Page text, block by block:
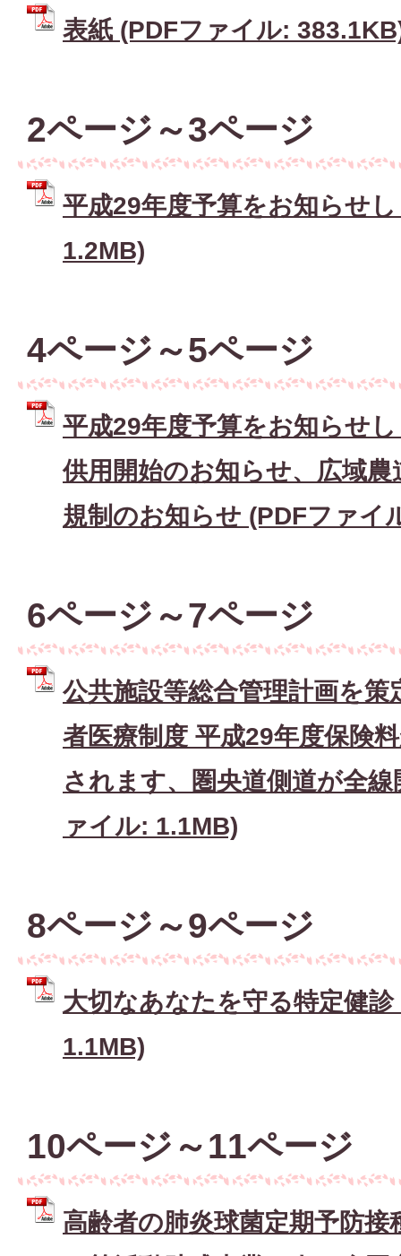
表紙 (PDFファイル:
2ページ～3ページ
平成29年度予算をお知らせ
1.2MB)
4ページ～5ページ
平成29年度予算をお知らせ
供用開始のお知らせ、広域
規制のお知らせ (PDFファイ
6ページ～7ページ
公共施設等総合管理計画を
者医療制度 平成29年度保険
されます、圏央道側道が全
ァイル: 1.1MB)
8ページ～9ページ
大切なあなたを守る特定健
1.1MB)
10ページ～11ページ
高齢者の肺炎球菌定期予防